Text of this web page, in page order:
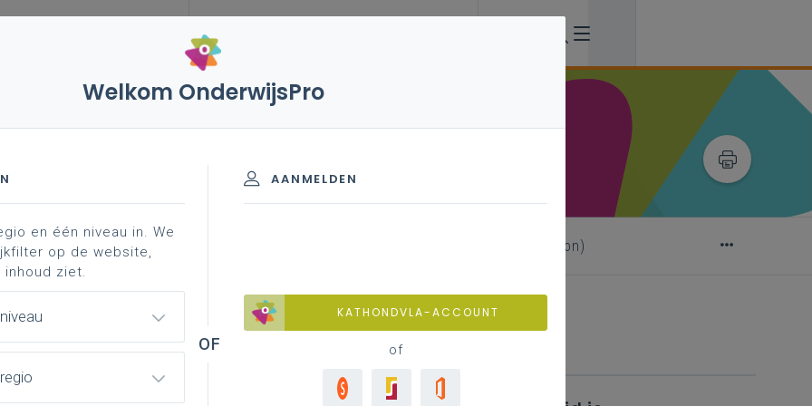
for jobshadowing how to go international? (under construction)
Welkom OnderwijsPro
AANMELDEN
KATHONDVLA-ACCOUNT
of
en één niveau in. We
op de website,
ziet.